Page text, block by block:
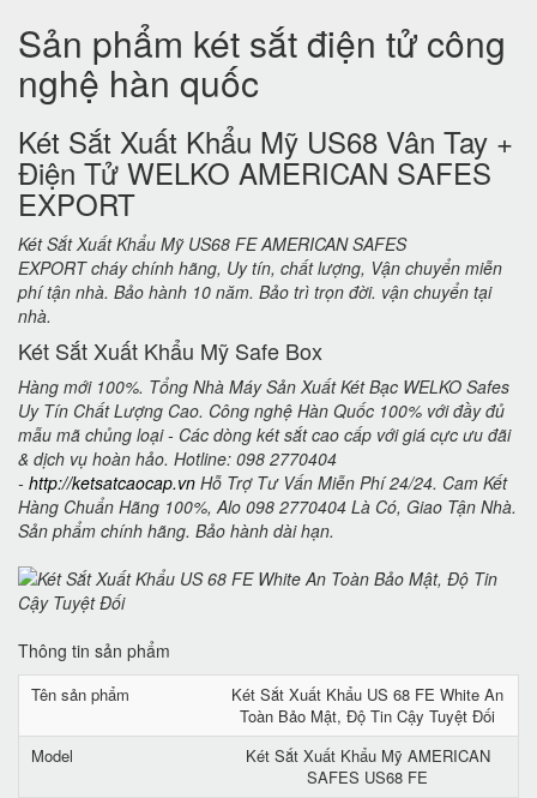
Sản phẩm két sắt điện tử công
nghệ hàn quốc
Két Sắt Xuất Khẩu Mỹ US68 Vân Tay +
Điện Tử WELKO AMERICAN SAFES
EXPORT
Két Sắt Xuất Khẩu Mỹ US68 FE AMERICAN SAFES
EXPORT cháy chính hãng, Uy tín, chất lượng, Vận chuyển miễn
phí tận nhà. Bảo hành 10 năm. Bảo trì trọn đời. vận chuyển tại
nhà.
Két Sắt Xuất Khẩu Mỹ Safe Box
Hàng mới 100%. Tổng Nhà Máy Sản Xuất Két Bạc WELKO Safes
Uy Tín Chất Lượng Cao. Công nghệ Hàn Quốc 100% với đầy đủ
mẫu mã chủng loại - Các dòng két sắt cao cấp với giá cực ưu đãi
& dịch vụ hoàn hảo. Hotline: 098 2770404
- http://ketsatcaocap.vn Hỗ Trợ Tư Vấn Miễn Phí 24/24. Cam Kết
Hàng Chuẩn Hãng 100%, Alo 098 2770404 Là Có, Giao Tận Nhà.
Sản phẩm chính hãng. Bảo hành dài hạn.
Thông tin sản phẩm
Tên sản phẩm
Két Sắt Xuất Khẩu US 68 FE White An
Toàn Bảo Mật, Độ Tin Cậy Tuyệt Đối
Model
Két Sắt Xuất Khẩu Mỹ AMERICAN
SAFES US68 FE